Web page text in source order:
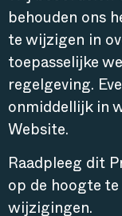
behouden ons
te wijzigen in
toepasselijke
regelgeving.
onmiddellijk in
Website.
Raadpleeg dit
op de hoogte te
wijzigingen.